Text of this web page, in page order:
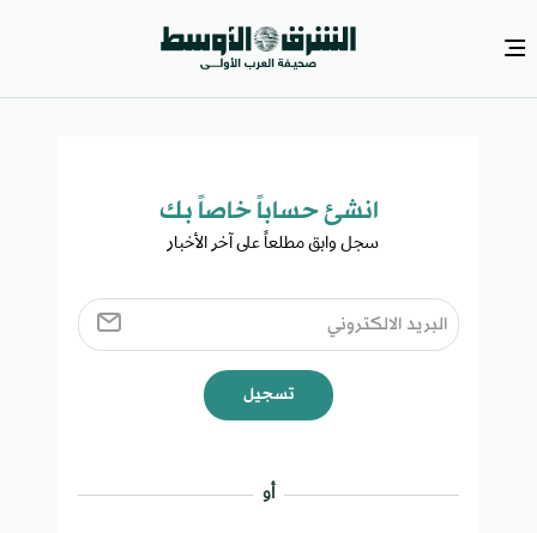
انشئ حساباً خاصاً بك​
سجل وابق مطلعاً على آخر الأخبار ​
تسجيل
أو